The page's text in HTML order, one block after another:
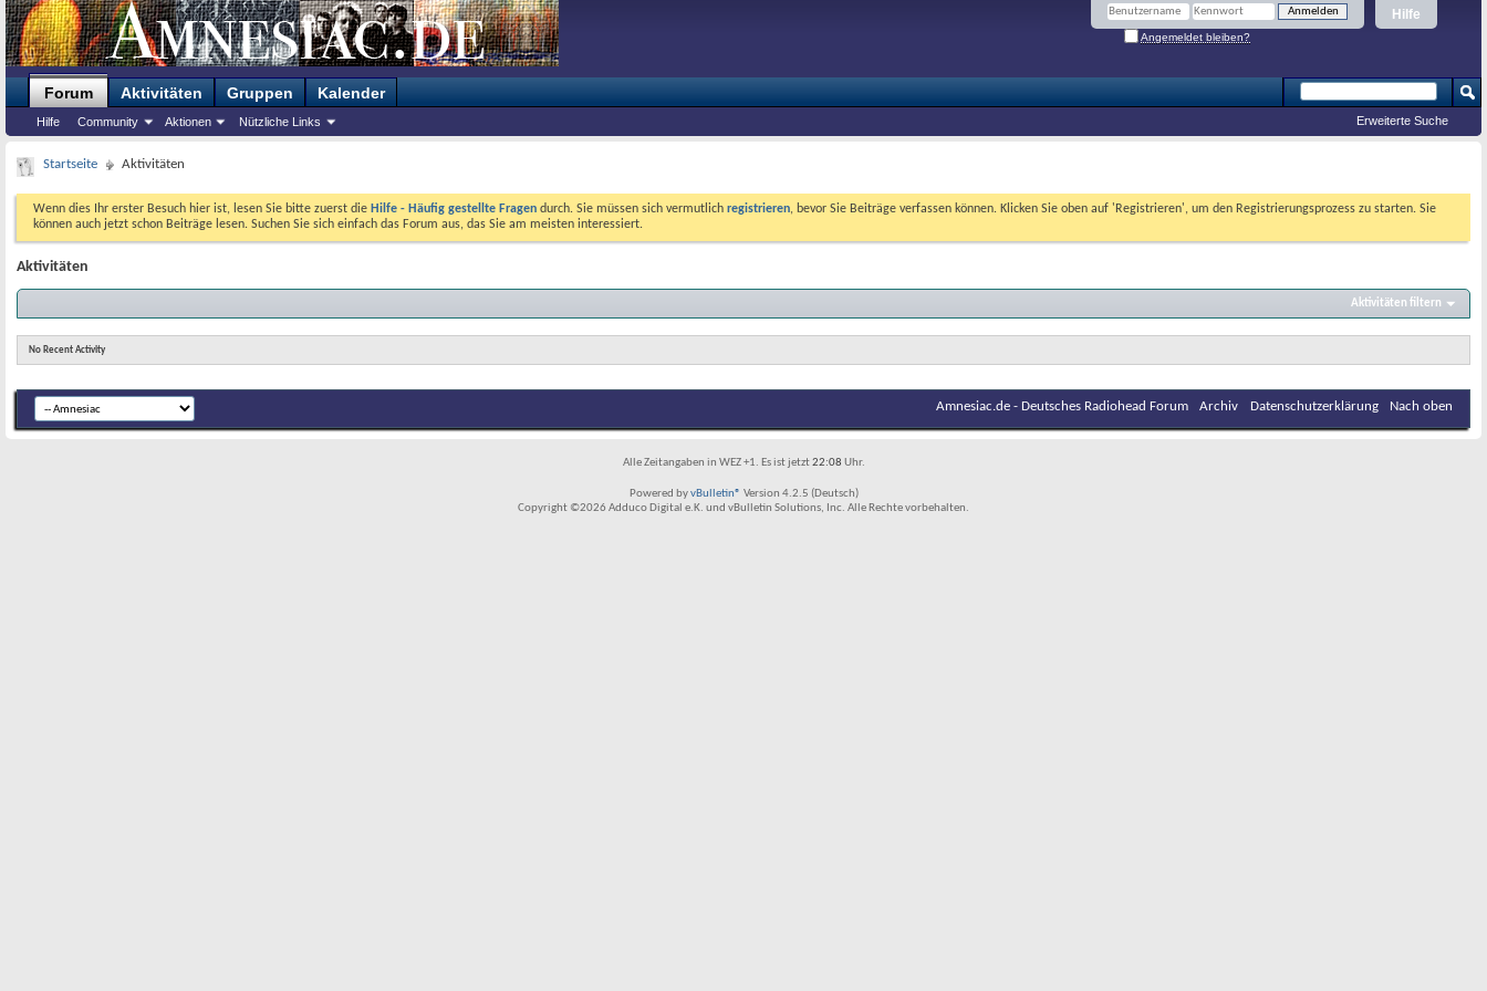
Hilfe
Angemeldet bleiben?
Forum
Hilfe Community Aktionen Nützliche Links
Aktivitäten Gruppen Kalender
Erweiterte Suche
Startseite Aktivitäten
Wenn dies Ihr erster Besuch hier ist, lesen Sie bitte zuerst die Hilfe - Häufig gestellte Fragen durch. Sie müssen sich vermutlich registrieren, bevor Sie Beiträge verfassen können. Klicken Sie oben auf 'Registrieren', um den Registrierungsprozess zu starten. Sie
können auch jetzt schon Beiträge lesen. Suchen Sie sich einfach das Forum aus, das Sie am meisten interessiert.
Aktivitäten
Aktivitäten filtern
No Recent Activity
Amnesiac.de - Deutsches Radiohead Forum Archiv Datenschutzerklärung Nach oben
Alle Zeitangaben in WEZ +1. Es ist jetzt22:08 Uhr.
Powered byvBulletin® Version 4.2.5 (Deutsch)
Copyright ©2026 Adduco Digital e.K. und vBulletin Solutions, Inc. Alle Rechte vorbehalten.